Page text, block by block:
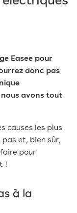
Easee pour
donc pas
nous avons tout
causes les plus
pas et, bien sûr,
faire pour
!
à la